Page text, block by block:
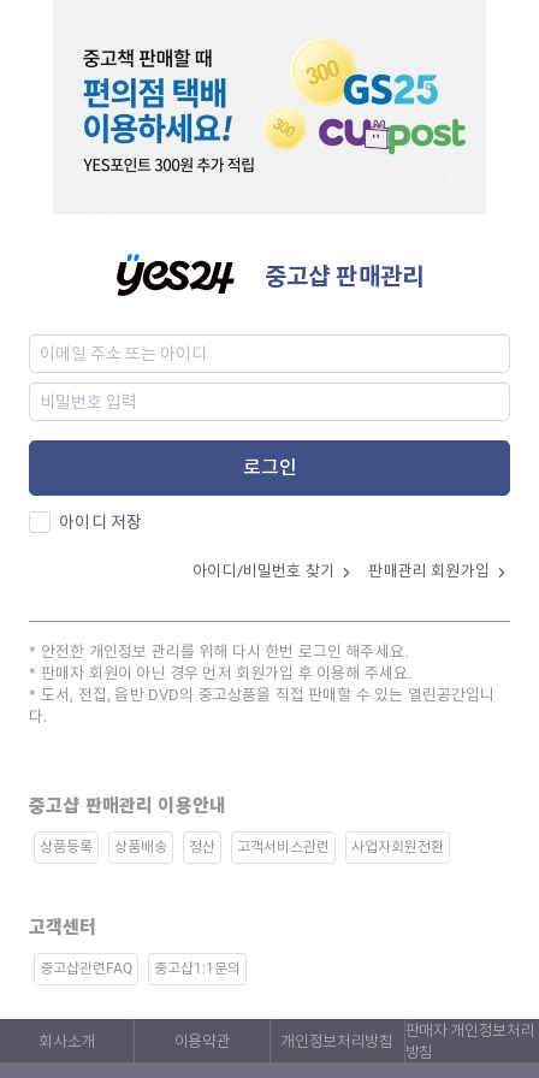
중고샵 판매관리
로그인
아이디 저장
아이디/비밀번호 찾기 판매관리 회원가입
안전한 개인정보 관리를 위해 다시 한번 로그인 해주세요.
판매자 회원이 아닌 경우 먼저 회원가입 후 이용해 주세요.
도서, 전집, 음반 DVD의 중고상품을 직접 판매할 수 있는 열린공간입니
다.
중고샵 판매관리 이용안내
상품등록 상품배송 정산 고객서비스관련 사업자회원전환
고객센터
중고샵관련FAQ 중고샵1:1문의
회사소개 이용약관 개인정보처리방침
판매자 개인정보처리
방침